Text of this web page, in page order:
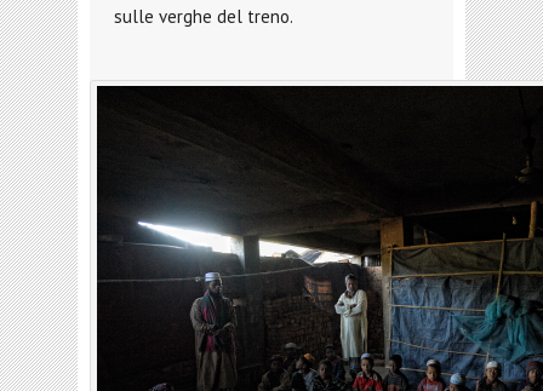
sulle verghe del treno.